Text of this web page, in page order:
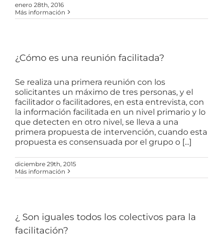
enero 28th, 2016
Más información
¿Cómo es una reunión facilitada?
Se realiza una primera reunión con los
solicitantes un máximo de tres personas, y el
facilitador o facilitadores, en esta entrevista, con
la información facilitada en un nivel primario y lo
que detecten en otro nivel, se lleva a una
primera propuesta de intervención, cuando esta
propuesta es consensuada por el grupo o [...]
diciembre 29th, 2015
Más información
¿ Son iguales todos los colectivos para la
facilitación?